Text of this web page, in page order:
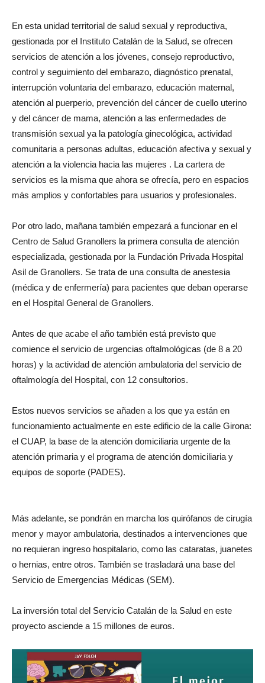
En esta unidad territorial de salud sexual y reproductiva,
gestionada por el Instituto Catalán de la Salud, se ofrecen
servicios de atención a los jóvenes, consejo reproductivo,
control y seguimiento del embarazo, diagnóstico prenatal,
interrupción voluntaria del embarazo, educación maternal,
atención al puerperio, prevención del cáncer de cuello uterino
y del cáncer de mama, atención a las enfermedades de
transmisión sexual ya la patología ginecológica, actividad
comunitaria a personas adultas, educación afectiva y sexual y
atención a la violencia hacia las mujeres . La cartera de
servicios es la misma que ahora se ofrecía, pero en espacios
más amplios y confortables para usuarios y profesionales.
Por otro lado, mañana también empezará a funcionar en el
Centro de Salud Granollers la primera consulta de atención
especializada, gestionada por la Fundación Privada Hospital
Asil de Granollers. Se trata de una consulta de anestesia
(médica y de enfermería) para pacientes que deban operarse
en el Hospital General de Granollers.
Antes de que acabe el año también está previsto que
comience el servicio de urgencias oftalmológicas (de 8 a 20
horas) y la actividad de atención ambulatoria del servicio de
oftalmología del Hospital, con 12 consultorios.
Estos nuevos servicios se añaden a los que ya están en
funcionamiento actualmente en este edificio de la calle Girona:
el CUAP, la base de la atención domiciliaria urgente de la
atención primaria y el programa de atención domiciliaria y
equipos de soporte (PADES).
Más adelante, se pondrán en marcha los quirófanos de cirugía
menor y mayor ambulatoria, destinados a intervenciones que
no requieran ingreso hospitalario, como las cataratas, juanetes
o hernias, entre otros. También se trasladará una base del
Servicio de Emergencias Médicas (SEM).
La inversión total del Servicio Catalán de la Salud en este
proyecto asciende a 15 millones de euros.